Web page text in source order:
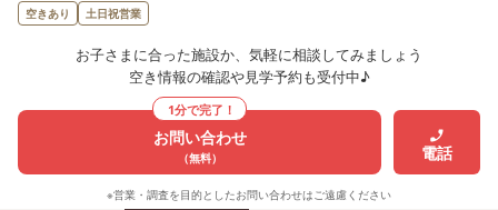
空きあり 土日祝営業
お子さまに合った施設か、気軽に相談してみましょう
空き情報の確認や見学予約も受付中♪
1分で完了！
お問い合わせ
（無料） 電話
※営業・調査を目的としたお問い合わせはご遠慮ください